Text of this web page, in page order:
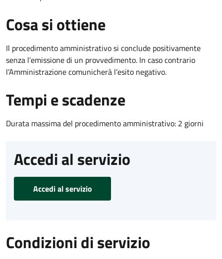
Cosa si ottiene
Il procedimento amministrativo si conclude positivamente
senza l’emissione di un provvedimento. In caso contrario
l’Amministrazione comunicherà l’esito negativo.
Tempi e scadenze
Durata massima del procedimento amministrativo: 2 giorni
Accedi al servizio
Accedi al servizio
Condizioni di servizio